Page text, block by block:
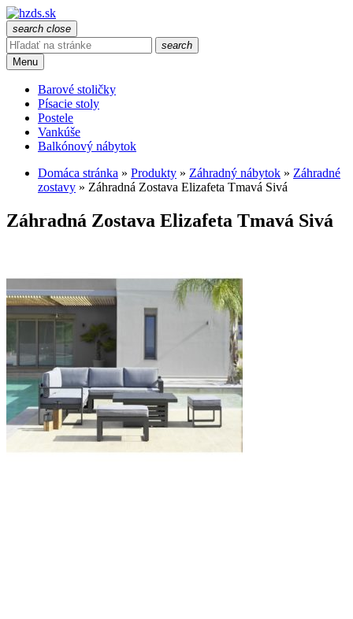
search close
search
Menu
Barové stoličky
Písacie stoly
Postele
Vankúše
Balkónový nábytok
Domáca stránka » Produkty » Záhradný nábytok » Záhradné
zostavy » Záhradná Zostava Elizafeta Tmavá Sivá
Záhradná Zostava Elizafeta Tmavá Sivá